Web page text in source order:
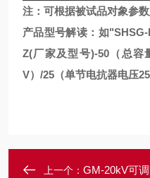
注：可根据被试品对象参
产品型号解读：如
Z(厂家及型号)-50（总容
V）/25（单节电抗器电压
上一个： GM-20kV可